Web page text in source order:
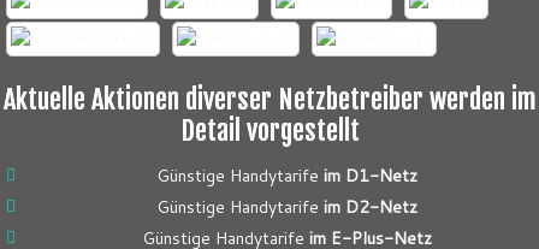
Aktuelle Aktionen diverser Netzbetreiber werden im
Detail vorgestellt
Günstige Handytarife im D1-Netz
Günstige Handytarife im D2-Netz
Günstige Handytarife im E-Plus-Netz